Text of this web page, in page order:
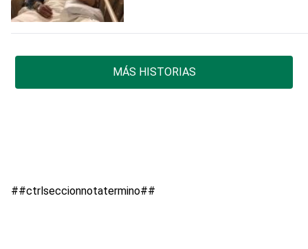
MÁS HISTORIAS
##ctrlseccionnotatermino##